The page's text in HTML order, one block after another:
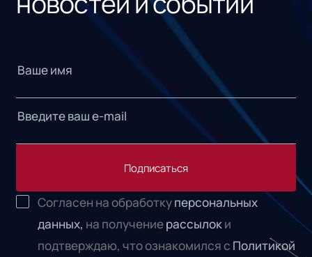
Подписаться
Согласен на обработкуперсональных
данных, на получениерассылоки
подтверждаю, что ознакомился с Политикой